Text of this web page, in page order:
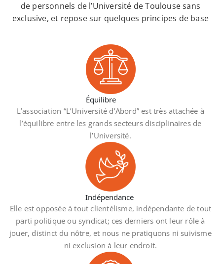
de personnels de l’Université de Toulouse sans
exclusive, et repose sur quelques principes de base
Équilibre
L’association “L’Université d’Abord” est très attachée à
l’équilibre entre les grands secteurs disciplinaires de
l’Université.
Indépendance
Elle est opposée à tout clientélisme, indépendante de tout
parti politique ou syndicat; ces derniers ont leur rôle à
jouer, distinct du nôtre, et nous ne pratiquons ni suivisme
ni exclusion à leur endroit.